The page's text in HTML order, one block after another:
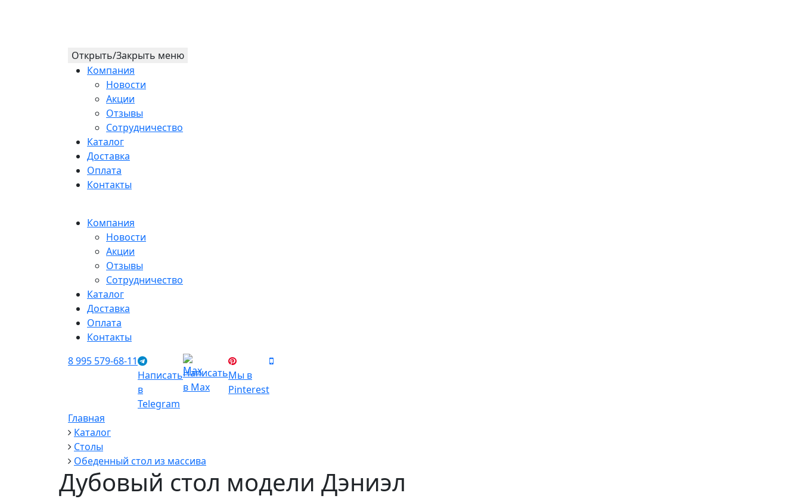
Открыть/Закрыть меню
Компания
Новости
Акции
Отзывы
Сотрудничество
Каталог
Доставка
Оплата
Контакты
Компания
Новости
Акции
Отзывы
Сотрудничество
Каталог
Доставка
Оплата
Контакты
8 995 579-68-11
Написать
в
Telegram
Написать
в Max
Мы в
Pinterest
Главная
Каталог
Столы
Обеденный стол из массива
Дубовый стол модели Дэниэл